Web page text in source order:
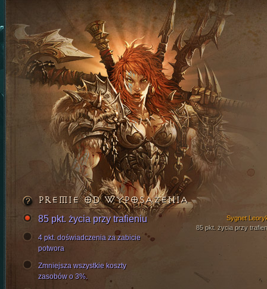
Sygnet
85 pkt. życia przy
PREMIE OD WYPOSAŻENIA
85 pkt. życia przy trafieniu
4 pkt. doświadczenia za zabicie
potwora
Zmniejsza wszystkie koszty
zasobów o 3%.